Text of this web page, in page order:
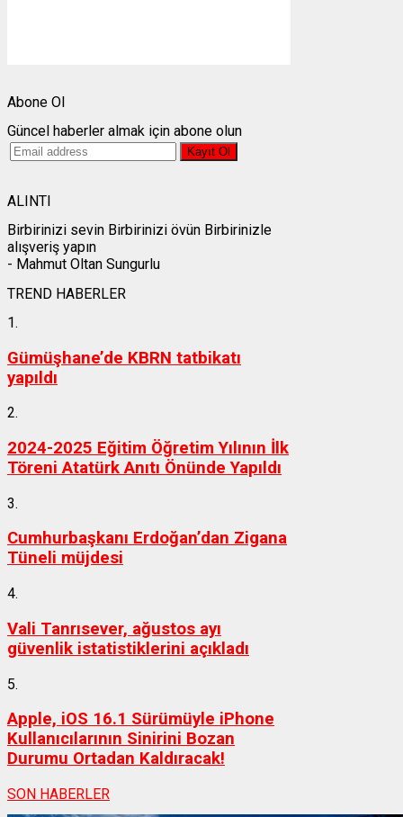
Abone Ol
Güncel haberler almak için abone olun
ALINTI
Birbirinizi sevin Birbirinizi övün Birbirinizle
alışveriş yapın
- Mahmut Oltan Sungurlu
TREND HABERLER
1.
Gümüşhane’de KBRN tatbikatı
yapıldı
2.
2024-2025 Eğitim Öğretim Yılının İlk
Töreni Atatürk Anıtı Önünde Yapıldı
3.
Cumhurbaşkanı Erdoğan’dan Zigana
Tüneli müjdesi
4.
Vali Tanrısever, ağustos ayı
güvenlik istatistiklerini açıkladı
5.
Apple, iOS 16.1 Sürümüyle iPhone
Kullanıcılarının Sinirini Bozan
Durumu Ortadan Kaldıracak!
SON HABERLER